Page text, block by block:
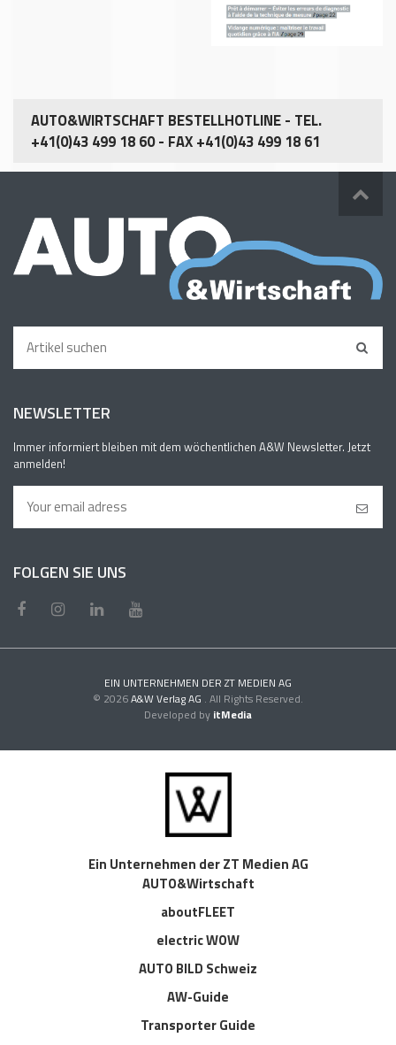
AUTO&WIRTSCHAFT BESTELLHOTLINE - TEL.
+41(0)43 499 18 60 - FAX +41(0)43 499 18 61
NEWSLETTER
Immer informiert bleiben mit dem wöchentlichen A&W Newsletter. Jetzt
anmelden!
FOLGEN SIE UNS
EIN UNTERNEHMEN DER ZT MEDIEN AG
© 2026A&W Verlag AG . All Rights Reserved.
Developed by itMedia
Ein Unternehmen der ZT Medien AG
AUTO&Wirtschaft
aboutFLEET
electric WOW
AUTO BILD Schweiz
AW-Guide
Transporter Guide